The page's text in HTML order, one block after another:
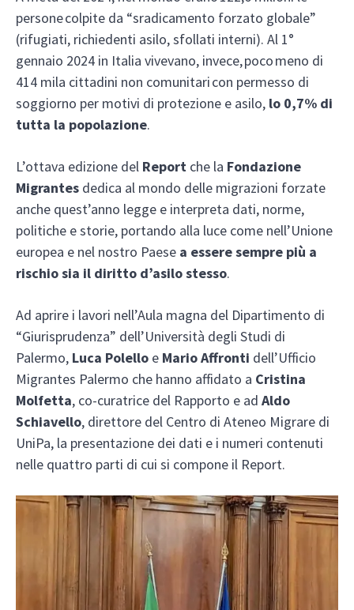
persone colpite da “sradicamento forzato globale”
(rifugiati, richiedenti asilo, sfollati interni). Al 1°
gennaio 2024 in Italia vivevano, invece, poco meno di
414 mila cittadini non comunitari con permesso di
soggiorno per motivi di protezione e asilo, lo 0,7% di
tutta la popolazione.
L’ottava edizione del Report che la Fondazione
Migrantes dedica al mondo delle migrazioni forzate
anche quest’anno legge e interpreta dati, norme,
politiche e storie, portando alla luce come nell’Unione
europea e nel nostro Paese a essere sempre più a
rischio sia il diritto d’asilo stesso.
Ad aprire i lavori nell’Aula magna del Dipartimento di
“Giurisprudenza” dell’Università degli Studi di
Palermo, Luca Polello e Mario Affronti dell’Ufficio
Migrantes Palermo che hanno affidato a Cristina
Molfetta, co-curatrice del Rapporto e ad Aldo
Schiavello, direttore del Centro di Ateneo Migrare di
UniPa, la presentazione dei dati e i numeri contenuti
nelle quattro parti di cui si compone il Report.